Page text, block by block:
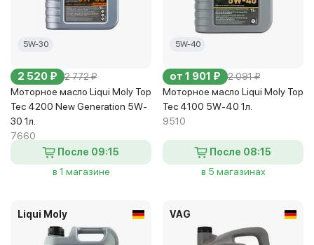
5W-30
2 520 ₽ 2 772 ₽
Моторное масло Liqui Moly Top
Tec 4200 New Generation 5W-
30 1л.
7660
После 09:15
в 1 магазине
5W-40
от 1 901 ₽ 2 091 ₽
Моторное масло Liqui Moly Top
Tec 4100 5W-40 1л.
9510
После 08:15
в 5 магазинах
Liqui Moly VAG